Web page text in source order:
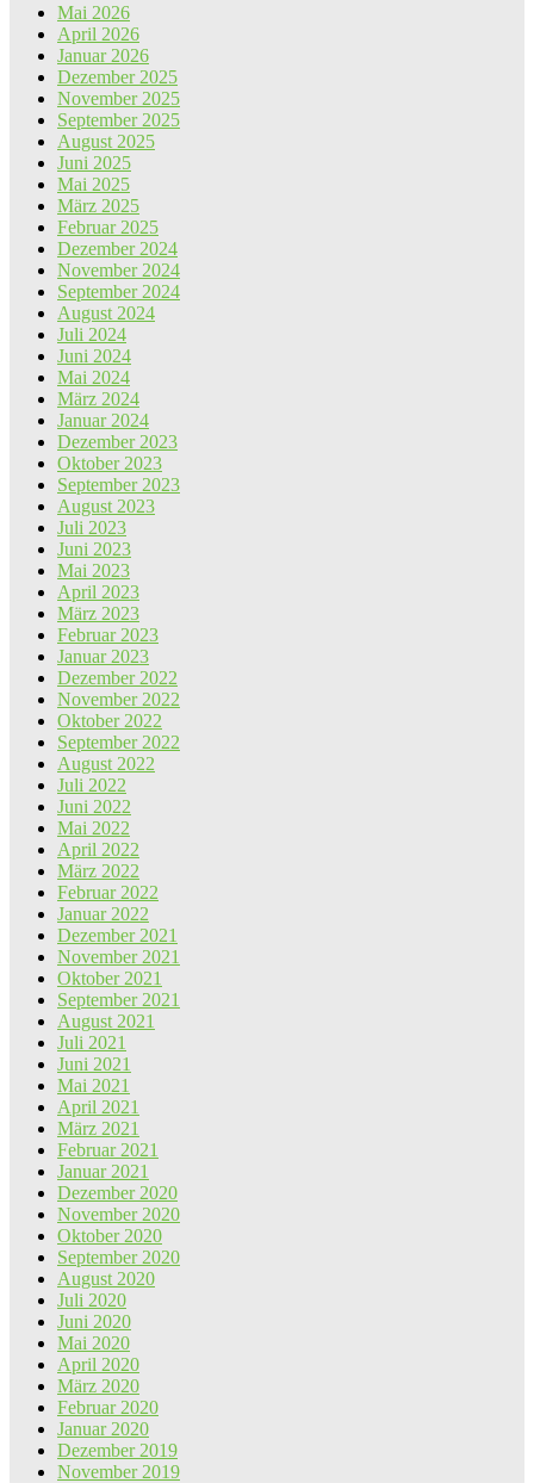
Mai 2026
April 2026
Januar 2026
Dezember 2025
November 2025
September 2025
August 2025
Juni 2025
Mai 2025
März 2025
Februar 2025
Dezember 2024
November 2024
September 2024
August 2024
Juli 2024
Juni 2024
Mai 2024
März 2024
Januar 2024
Dezember 2023
Oktober 2023
September 2023
August 2023
Juli 2023
Juni 2023
Mai 2023
April 2023
März 2023
Februar 2023
Januar 2023
Dezember 2022
November 2022
Oktober 2022
September 2022
August 2022
Juli 2022
Juni 2022
Mai 2022
April 2022
März 2022
Februar 2022
Januar 2022
Dezember 2021
November 2021
Oktober 2021
September 2021
August 2021
Juli 2021
Juni 2021
Mai 2021
April 2021
März 2021
Februar 2021
Januar 2021
Dezember 2020
November 2020
Oktober 2020
September 2020
August 2020
Juli 2020
Juni 2020
Mai 2020
April 2020
März 2020
Februar 2020
Januar 2020
Dezember 2019
November 2019